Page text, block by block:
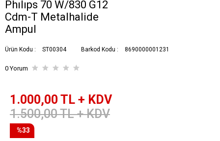
Phılıps 70 W/830 G12
Cdm-T Metalhalide
Ampul
Ürün Kodu : ST00304 Barkod Kodu : 8690000001231
0 Yorum
1.000,00 TL + KDV
1.500,00TL + KDV
%33